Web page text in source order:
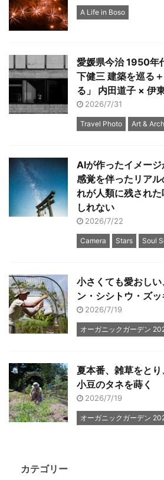
A Life in Boso
愛媛県今治 1950年
下健三 建築を巡る
る」 内田道子 × 伊
2026/7/31
Travel Photo Art &
AIが作ったイメー
感覚を伴ったリア
れが人類に残され
しれない
2026/7/22
Camera Stars Soul
小さくても愛おし
ン・シシトウ・ズッ
2026/7/19
オーガニックガーデン
夏本番、雑草をと
小豆のタネを蒔く
2026/7/19
オーガニックガーデン
カテゴリー